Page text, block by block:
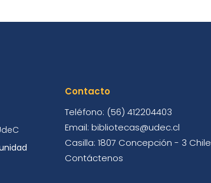
Contacto
Teléfono: (56) 412204403
Email: bibliotecas@udec.cl
Casilla: 1807 Concepción - 3 Chile
Contáctenos